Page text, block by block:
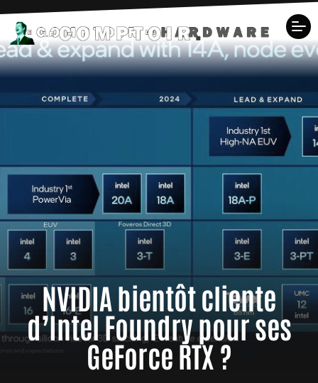
NVIDIA bientôt cliente
d’Intel Foundry pour ses
GeForce RTX ?